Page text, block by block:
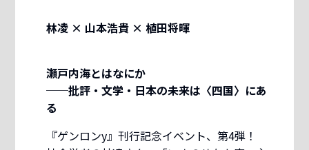
林凌 × 山本浩貴 × 植田将暉
瀬戸内海とはなにか
──批評・文学・日本の未来は〈四国〉にあ
る
『ゲンロンy』刊行記念イベント、第4弾！